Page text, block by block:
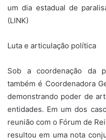
um dia estadual de
(LINK)
Luta e articulação política
Sob a coordenação da
também é Coordenadora
demonstrando poder de
entidades. Em um dos
reunião com o Fórum de
resultou em uma nota